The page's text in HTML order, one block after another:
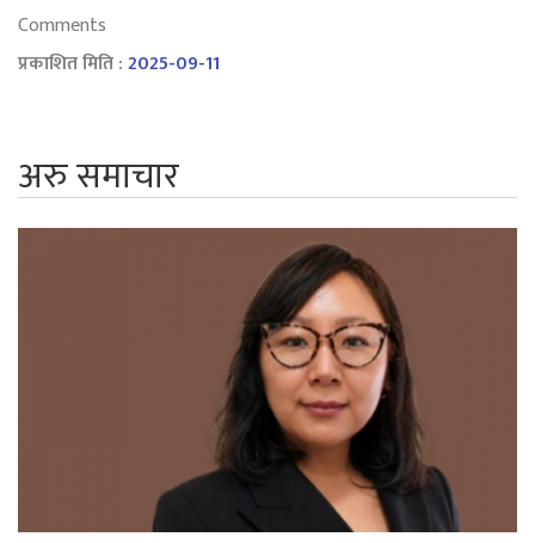
Comments
प्रकाशित मिति :2025-09-11
अरु समाचार